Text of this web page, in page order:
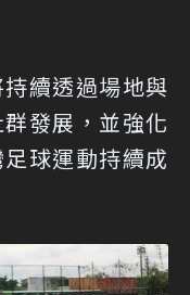
續透過場地與
發展，並強化
球運動持續成